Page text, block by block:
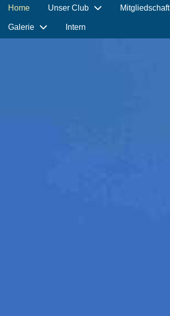
Home Unser Club Mitgliedschaft
Galerie Intern